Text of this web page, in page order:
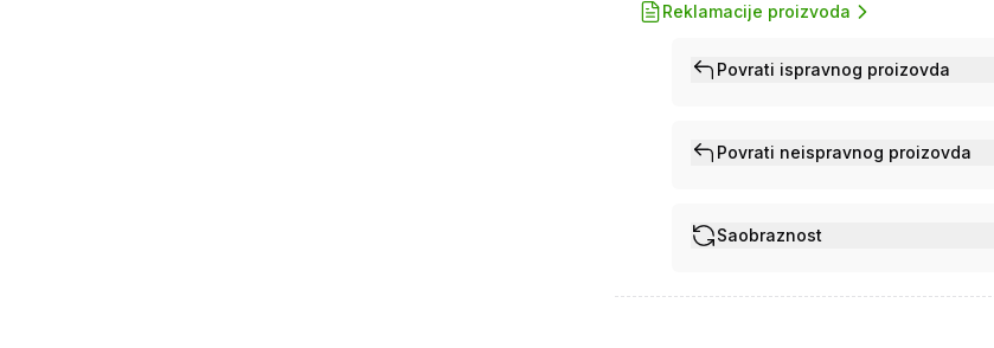
Reklamacije proizvoda
Povrati ispravnog proizovda
Povrati neispravnog proizovda
Saobraznost